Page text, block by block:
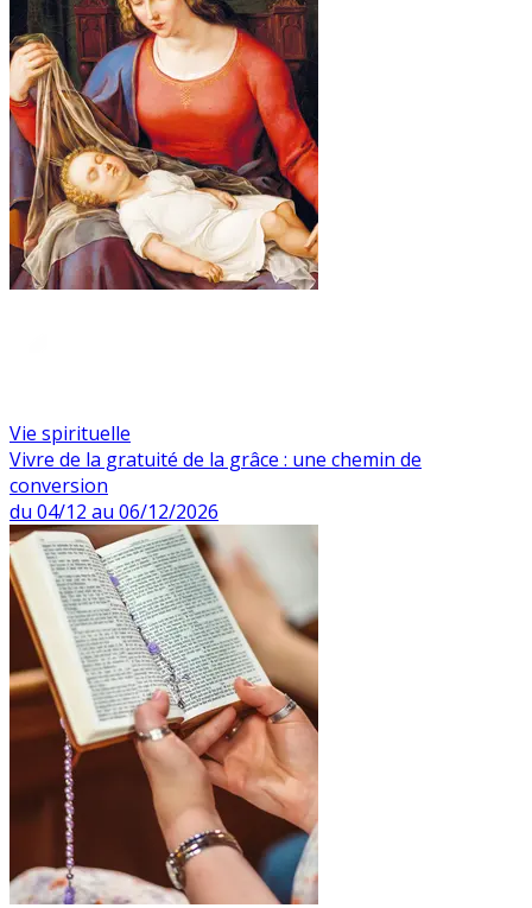
Vie spirituelle
Vivre de la gratuité de la grâce : une chemin de
conversion
du 04/12 au 06/12/2026